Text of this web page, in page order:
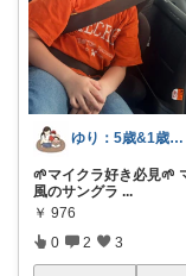
ゆり：5歳&1歳ママの暮らしと愛用品
🌱マイクラ好き必見🌱
風のサングラ ...
￥ 976
0 2 3